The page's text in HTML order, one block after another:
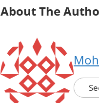
About The